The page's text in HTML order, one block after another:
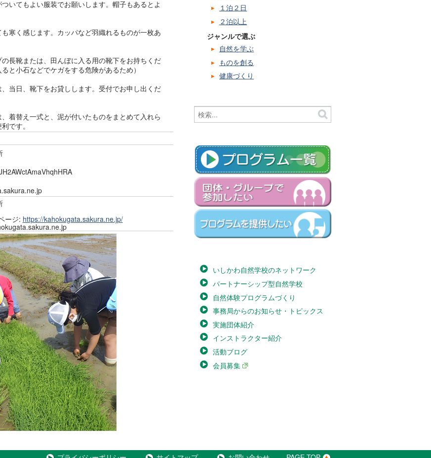
いてもよい服装でお願いします。帽子もあるとよ
寒く感じます。カッパなど羽織れるものが一枚あ
長靴または、田んぼに入る用の靴下をお持ちくだ
と小石などでケガをする危険があるため）
当日、靴下をお貸しします。受付でお申し出くだ
着替え一式と、泥が付いたものをまとめて入れら
です。
ージ: https://kahokugata.sakura.ne.jp/
１泊２日
２泊以上
ジャンルで選ぶ
自然を学ぶ
ものを創る
健康づくり
いしかわ自然学校のネットワーク
パートナーシップ型自然学校
自然体験プログラムづくり
事務局からのお知らせ・トピックス
実施団体紹介
インストラクター紹介
活動ブログ
会員募集